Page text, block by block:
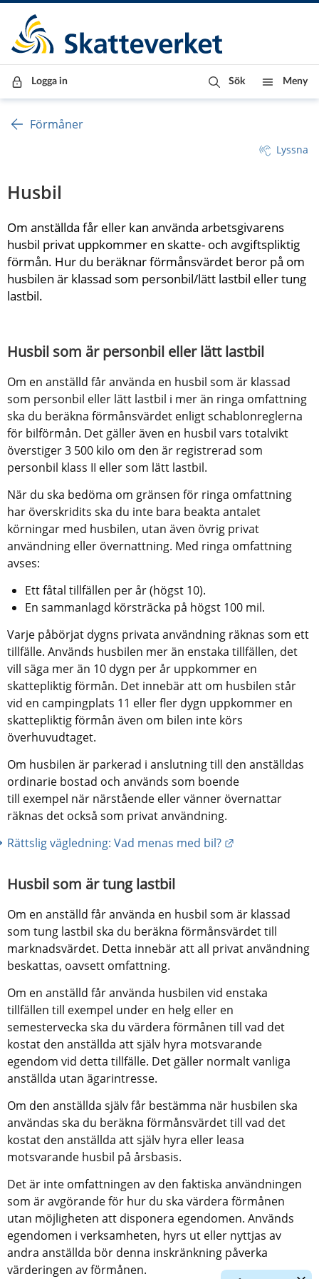
Till innehåll
Till navigationen
Till chattrobot
Logga in Sök Meny
Förmåner
Lyssna
Husbil
Om anställda får eller kan använda arbetsgivarens
husbil privat uppkommer en skatte- och avgiftspliktig
förmån. Hur du beräknar förmånsvärdet beror på om
husbilen är klassad som personbil/lätt lastbil eller tung
lastbil.
Husbil som är personbil eller lätt lastbil
Om en anställd får använda en husbil som är klassad
som personbil eller lätt lastbil i mer än ringa omfattning
ska du beräkna förmånsvärdet enligt schablonreglerna
för bilförmån. Det gäller även en husbil vars totalvikt
överstiger 3 500 kilo om den är registrerad som
personbil klass II eller som lätt lastbil.
När du ska bedöma om gränsen för ringa omfattning
har överskridits ska du inte bara beakta antalet
körningar med husbilen, utan även övrig privat
användning eller övernattning. Med ringa omfattning
avses:
Ett fåtal tillfällen per år (högst 10).
En sammanlagd körsträcka på högst 100 mil.
Varje påbörjat dygns privata användning räknas som ett
tillfälle. Används husbilen mer än enstaka tillfällen, det
vill säga mer än 10 dygn per år uppkommer en
skattepliktig förmån. Det innebär att om husbilen står
vid en campingplats 11 eller fler dygn uppkommer en
skattepliktig förmån även om bilen inte körs
överhuvudtaget.
Om husbilen är parkerad i anslutning till den anställdas
ordinarie bostad och används som boende
till exempel när närstående eller vänner övernattar
räknas det också som privat användning.
Rättslig vägledning: Vad menas med bil?
Husbil som är tung lastbil
Om en anställd får använda en husbil som är klassad
som tung lastbil ska du beräkna förmånsvärdet till
marknadsvärdet. Detta innebär att all privat användning
beskattas, oavsett omfattning.
Om en anställd får använda husbilen vid enstaka
tillfällen till exempel under en helg eller en
semestervecka ska du värdera förmånen till vad det
kostat den anställda att själv hyra motsvarande
egendom vid detta tillfälle. Det gäller normalt vanliga
anställda utan ägarintresse.
Om den anställda själv får bestämma när husbilen ska
användas ska du beräkna förmånsvärdet till vad det
kostat den anställda att själv hyra eller leasa
motsvarande husbil på årsbasis.
Det är inte omfattningen av den faktiska användningen
som är avgörande för hur du ska värdera förmånen
utan möjligheten att disponera egendomen. Används
egendomen i verksamheten, hyrs ut eller nyttjas av
andra anställda bör denna inskränkning påverka
värderingen av förmånen.